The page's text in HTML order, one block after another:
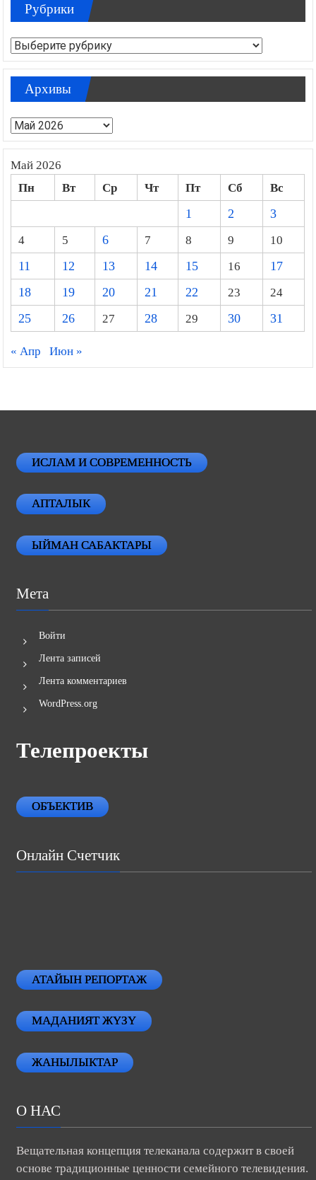
Рубрики
Рубрики
Архивы
Архивы
Май 2026
Пн Вт Ср Чт Пт Сб
Вс
1
2
3
4
5 6 7 8 9
10
11
12 13 14 15 16
17
18
19 20 21 22 23
24
25
26 27 28 29 30 31
« Апр Июн »
ИСЛАМ И СОВРЕМЕННОСТЬ
АПТАЛЫК
ЫЙМАН САБАКТАРЫ
Мета
Войти
Лента записей
Лента комментариев
WordPress.org
Телепроекты
ОБЪЕКТИВ
Онлайн Счетчик
АТАЙЫН РЕПОРТАЖ
МАДАНИЯТ ЖҮЗҮ
ЖАНЫЛЫКТАР
О НАС
Вещательная концепция телеканала содержит в своей
основе традиционные ценности семейного телевидения.